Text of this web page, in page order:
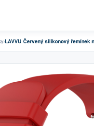
›LAVVU Červený silikonový řemínek